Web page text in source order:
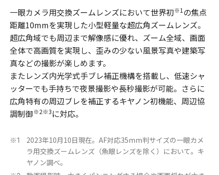
一眼カメラ用交換ズームレンズにおいて世界初※1 の焦点
距離10mmを実現した小型軽量な超広角ズームレンズ。
超広角域でも周辺まで解像感に優れ、ズーム全域、画面
全体で高画質を実現し、歪みの少ない風景写真や建築写
真などの撮影が楽しめます。
またレンズ内光学式手ブレ補正機構を搭載し、低速シャ
ッターでも手持ちで夜景撮影や長秒撮影が可能。さらに
広角特有の周辺ブレを補正するキヤノン初機能、周辺協
調制御※2※3に対応。
※1
2023年10月10日現在。AF対応35mm判サイズの一眼カメ
ラ用交換ズームレンズ（魚眼レンズを除く）において。キ
ヤノン調べ。